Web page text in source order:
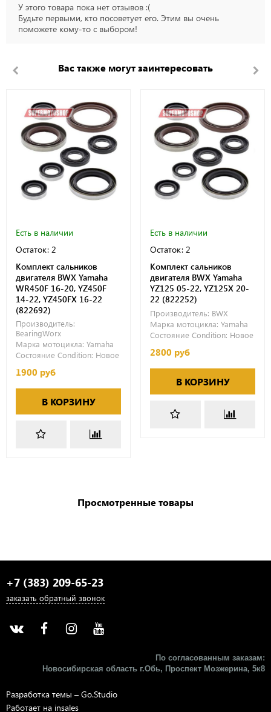
У этого товара пока нет отзывов :(
Будьте первыми, кто посоветует его. Этим вы очень
поможете кому-то с выбором!
Вас также могут заинтересовать
Есть в наличии
Остаток: 2
Комплект сальников
двигателя BWX Yamaha
WR450F 16-20, YZ450F
14-22, YZ450FX 16-22
(822692)
Производитель:
BearingWorx
Марка мотоцикла: Yamaha
Состояние Condition: Новое
1900 руб
В КОРЗИНУ
Есть в наличии
Остаток: 2
Комплект сальников
двигателя BWX Yamaha
YZ125 05-22, YZ125X 20-
22 (822252)
Производитель: BWX
Марка мотоцикла: Yamaha
Состояние Condition: Новое
2800 руб
В КОРЗИНУ
Просмотренные товары
+7 (383) 209-65-23
заказать обратный звонок
По согласованным заказам:
Новосибирская область г.Обь, Проспект Мозжерина, 5к8​
Разработка темы – Go.Studio
Работает на insales